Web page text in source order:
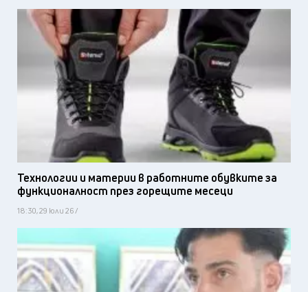
Технологии и материи в работните обувките за
функционалност през горещите месеци
18:30, 29 юли 26 /